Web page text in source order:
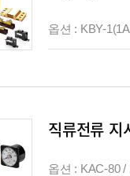
옵션 : KBY-
직류전류
옵션 : KAC-80 /